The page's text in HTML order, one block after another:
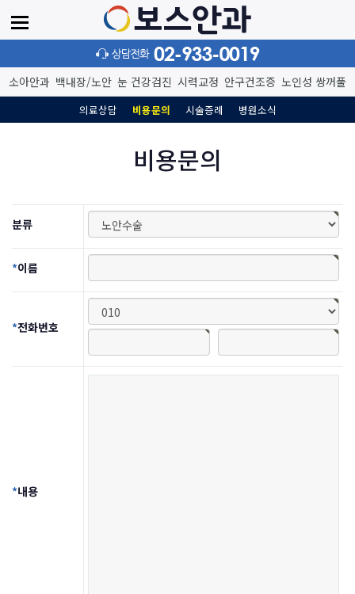
소아안과 백내장/노안 눈 건강검진 시력교정 안구건조증 노인성 쌍꺼풀
의료상담 비용문의 시술증례 병원소식
비용문의
분류
*이름
*전화번호
*내용